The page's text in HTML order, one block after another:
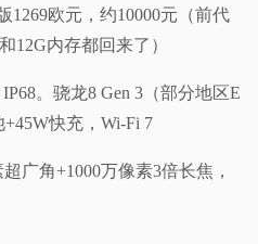
1269欧元，约10000元（前代
12G内存都回来了）
。骁龙8 Gen 3（部分地区E
+45W快充，Wi-Fi 7
广角+1000万像素3倍长焦，